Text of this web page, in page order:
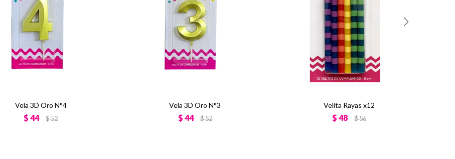
Vela 3D Oro N°4
$ 44 $52
Vela 3D Oro N°3
$ 44 $52
Velita Rayas x12
$ 48 $56